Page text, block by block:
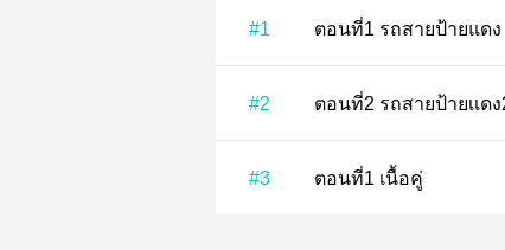
#1 ตอนที่1 รถสายป้ายแดง
#2 ตอนที่2 รถสายป้ายเเด
#3 ตอนที่1 เนื้อคู่